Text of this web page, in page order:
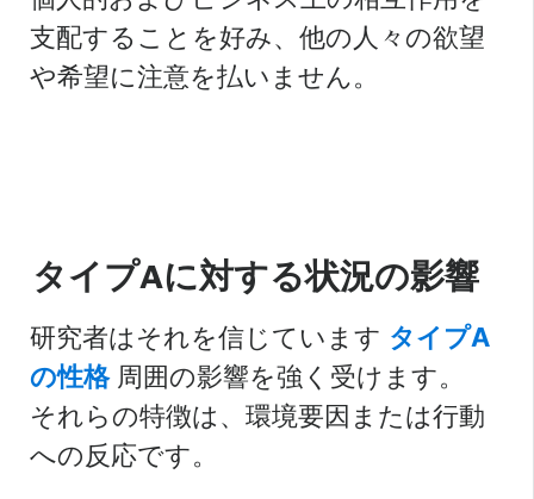
支配することを好み、他の人々の欲望
や希望に注意を払いません。
タイプAに対する状況の影響
研究者はそれを信じています タイプA
の性格周囲の影響を強く受けます。
それらの特徴は、環境要因または行動
への反応です。